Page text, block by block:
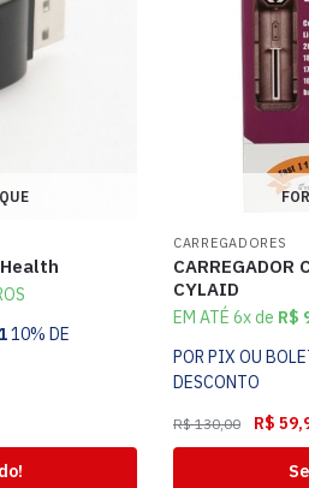
10% DE
CARREGADORES
CARREGADOR
CYLAID
EM ATÉ 6x de R$
POR PIX OU
DESCONTO
R$130,00 R$